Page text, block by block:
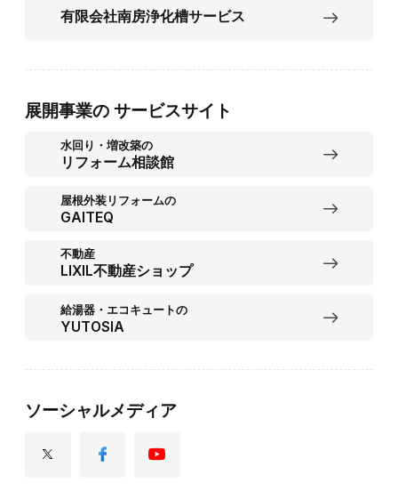
有限会社南房浄化槽サービス
展開事業の サービスサイト
水回り・増改築の
リフォーム相談館
屋根外装リフォームの
GAITEQ
不動産
LIXIL不動産ショップ
給湯器・エコキュートの
YUTOSIA
ソーシャルメディア